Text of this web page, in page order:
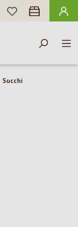
HAI 0 ARTICOLI
Succhi